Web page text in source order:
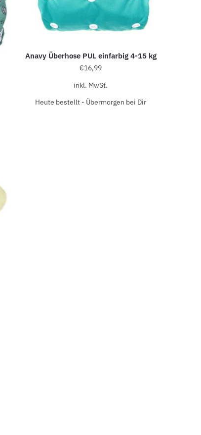
Anavy Überhose PUL einfarbig 4-15 kg
€16,99
inkl. MwSt.
Heute bestellt - Übermorgen bei Dir